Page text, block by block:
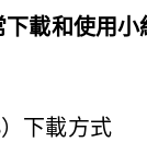
下載和使用
下載方式